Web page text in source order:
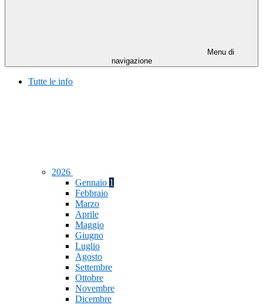
Menu di
navigazione
Tutte le info
2026
Gennaio 1
Febbraio
Marzo
Aprile
Maggio
Giugno
Luglio
Agosto
Settembre
Ottobre
Novembre
Dicembre